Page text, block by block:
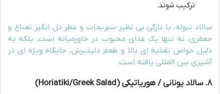
ترکیب شوند.
سالاد تبوله، با تازگی بی نظیر سبزیجات و عطر دل انگیز نعناع و
جعفری، نه تنها یک غذای محبوب در خاورمیانه است، بلکه به
دلیل خواص تغذیه ای بالا و طعم دلپذیرش، جایگاه ویژه ای در
آشپزی بین المللی یافته است.
۸. سالاد یونانی / هوریاتیکی (Horiatiki/Greek Salad)